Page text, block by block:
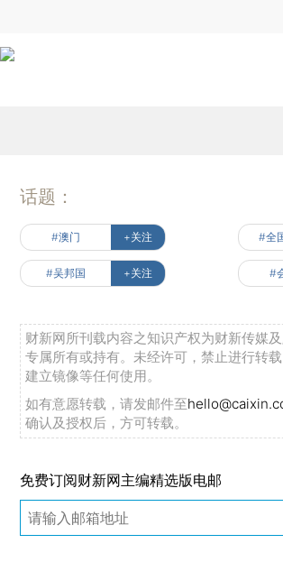
话题：
#澳门 +关注 #全
#吴邦国 +关注 #
财新网所刊载内容之知识产权为财新传媒
专属所有或持有。未经许可，禁止进行转
建立镜像等任何使用。
如有意愿转载，请发邮件至
确认及授权后，方可转载。
免费订阅财新网主编精选版电邮